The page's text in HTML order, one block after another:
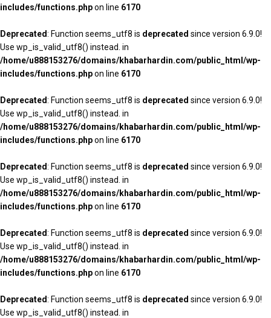
includes/functions.phpon line 6170
Deprecated: Function seems_utf8 is deprecated since version 6.9.0!
Use wp_is_valid_utf8() instead. in
/home/u888153276/domains/khabarhardin.com/public_html/wp-
includes/functions.phpon line 6170
Deprecated: Function seems_utf8 is deprecated since version 6.9.0!
Use wp_is_valid_utf8() instead. in
/home/u888153276/domains/khabarhardin.com/public_html/wp-
includes/functions.phpon line 6170
Deprecated: Function seems_utf8 is deprecated since version 6.9.0!
Use wp_is_valid_utf8() instead. in
/home/u888153276/domains/khabarhardin.com/public_html/wp-
includes/functions.phpon line 6170
Deprecated: Function seems_utf8 is deprecated since version 6.9.0!
Use wp_is_valid_utf8() instead. in
/home/u888153276/domains/khabarhardin.com/public_html/wp-
includes/functions.phpon line 6170
Deprecated: Function seems_utf8 is deprecated since version 6.9.0!
Use wp_is_valid_utf8() instead. in